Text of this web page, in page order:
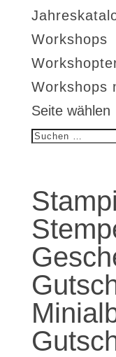
Workshops
Workshops
Seite wählen